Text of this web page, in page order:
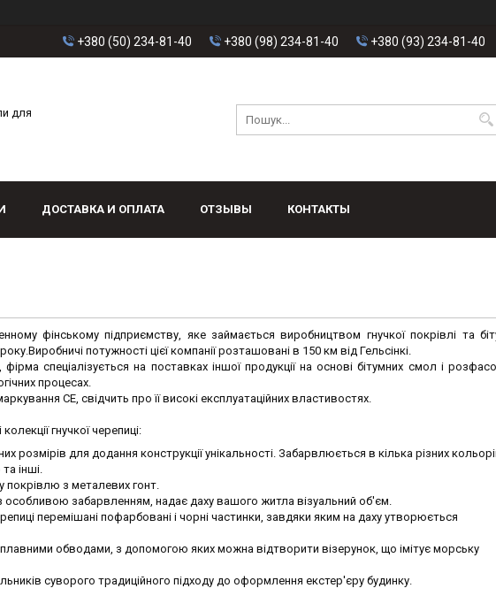
+380 (50) 234-81-40 +380 (98) 234-81-40 +380 (93) 234-81-40
для
ДОСТАВКА И ОПЛАТА ОТЗЫВЫ КОНТАКТЫ
фінському підприємству, яке займається виробництвом гнучкої покрівлі та
потужності цієї компанії розташовані в 150 км від Гельсінкі.
спеціалізується на поставках іншої продукції на основі бітумних смол і
процесах.
CE, свідчить про її високі експлуатаційних властивостях.
гнучкої черепиці:
розмірів для додання конструкції унікальності. Забарвлюється в кілька різних
інші.
покрівлю з металевих гонт.
забарвленням, надає даху вашого житла візуальний об'єм.
перемішані пофарбовані і чорні частинки, завдяки яким на даху утворюється
обводами, з допомогою яких можна відтворити візерунок, що імітує морську
суворого традиційного підходу до оформлення екстер'єру будинку.